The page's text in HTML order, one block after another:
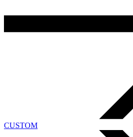
CUSTOM